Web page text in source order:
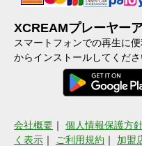
XCREAMプレーヤー
スマートフォンでの再生に
からインストールしてくださ
会社概要 ｜ 個人情報保護方
く表示 ｜ ご利用規約 ｜ 加盟